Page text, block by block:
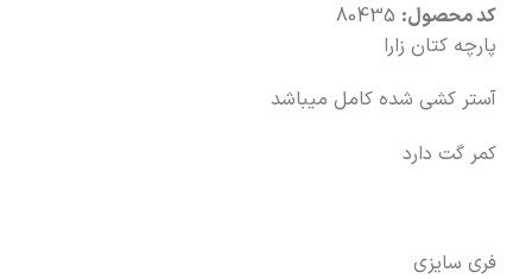
کد محصول: 80435
پارچه کتان زارا
آستر کشی شده کامل میباشد
کمر گت دارد
فری سایزی